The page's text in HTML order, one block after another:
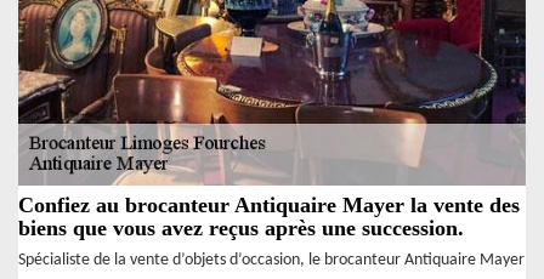
Confiez au brocanteur Antiquaire Mayer la vente des
biens que vous avez reçus après une succession.
Spécialiste de la vente d’objets d’occasion, le brocanteur Antiquaire Mayer